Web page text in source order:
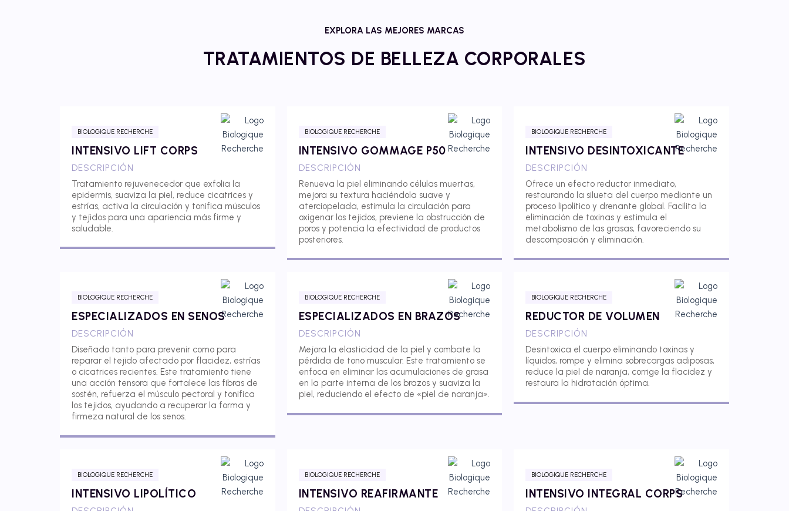
EXPLORA LAS MEJORES MARCAS
TRATAMIENTOS DE BELLEZA CORPORALES
BIOLOGIQUE RECHERCHE
INTENSIVO LIFT CORPS
DESCRIPCIÓN
Tratamiento rejuvenecedor que exfolia la
epidermis, suaviza la piel, reduce cicatrices y
estrías, activa la circulación y tonifica músculos
y tejidos para una apariencia más firme y
saludable.
BIOLOGIQUE RECHERCHE
INTENSIVO GOMMAGE P50
DESCRIPCIÓN
Renueva la piel eliminando células muertas,
mejora su textura haciéndola suave y
aterciopelada, estimula la circulación para
oxigenar los tejidos, previene la obstrucción de
poros y potencia la efectividad de productos
posteriores.
BIOLOGIQUE RECHERCHE
INTENSIVO DESINTOXICANTE
DESCRIPCIÓN
Ofrece un efecto reductor inmediato,
restaurando la silueta del cuerpo mediante un
proceso lipolítico y drenante global. Facilita la
eliminación de toxinas y estimula el
metabolismo de las grasas, favoreciendo su
descomposición y eliminación.
BIOLOGIQUE RECHERCHE
ESPECIALIZADOS EN SENOS
DESCRIPCIÓN
Diseñado tanto para prevenir como para
reparar el tejido afectado por flacidez, estrías
o cicatrices recientes. Este tratamiento tiene
una acción tensora que fortalece las fibras de
sostén, refuerza el músculo pectoral y tonifica
los tejidos, ayudando a recuperar la forma y
firmeza natural de los senos.
BIOLOGIQUE RECHERCHE
ESPECIALIZADOS EN BRAZOS
DESCRIPCIÓN
Mejora la elasticidad de la piel y combate la
pérdida de tono muscular. Este tratamiento se
enfoca en eliminar las acumulaciones de grasa
en la parte interna de los brazos y suaviza la
piel, reduciendo el efecto de «piel de naranja».
BIOLOGIQUE RECHERCHE
REDUCTOR DE VOLUMEN
DESCRIPCIÓN
Desintoxica el cuerpo eliminando toxinas y
líquidos, rompe y elimina sobrecargas adiposas,
reduce la piel de naranja, corrige la flacidez y
restaura la hidratación óptima.
BIOLOGIQUE RECHERCHE
INTENSIVO LIPOLÍTICO
BIOLOGIQUE RECHERCHE
INTENSIVO REAFIRMANTE
BIOLOGIQUE RECHERCHE
INTENSIVO INTEGRAL CORPS